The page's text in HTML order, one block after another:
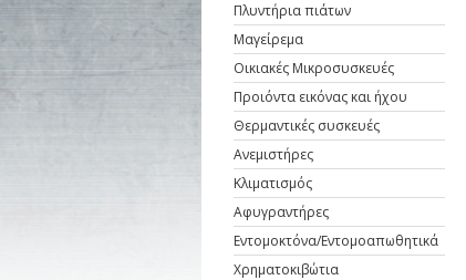
Πλυντήρια πιάτων
Μαγείρεμα
Οικιακές Μικροσυσκευές
Προιόντα εικόνας και ήχου
Θερμαντικές συσκευές
Ανεμιστήρες
Κλιματισμός
Αφυγραντήρες
Εντομοκτόνα/Εντομοαπωθητικά
Χρηματοκιβώτια